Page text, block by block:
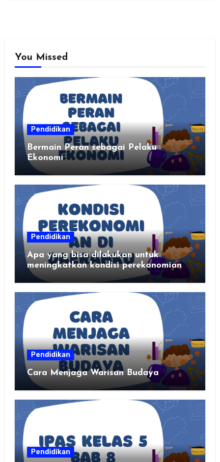
You Missed
Pendidikan
Bermain Peran sebagai Pelaku
Ekonomi
Pendidikan
Apa yang bisa dilakukan untuk
meningkatkan kondisi perekonomian
daerahku?
Pendidikan
Cara Menjaga Warisan Budaya
Pendidikan